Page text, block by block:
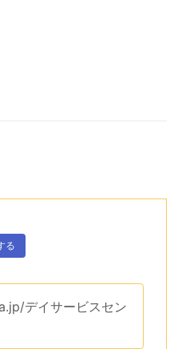
る
デイサービスセン